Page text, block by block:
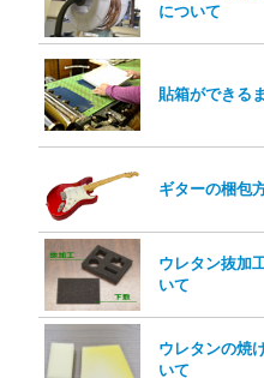
について
貼箱ができる
ギターの梱包
ウレタン抜加
いて
ウレタンの焼
いて